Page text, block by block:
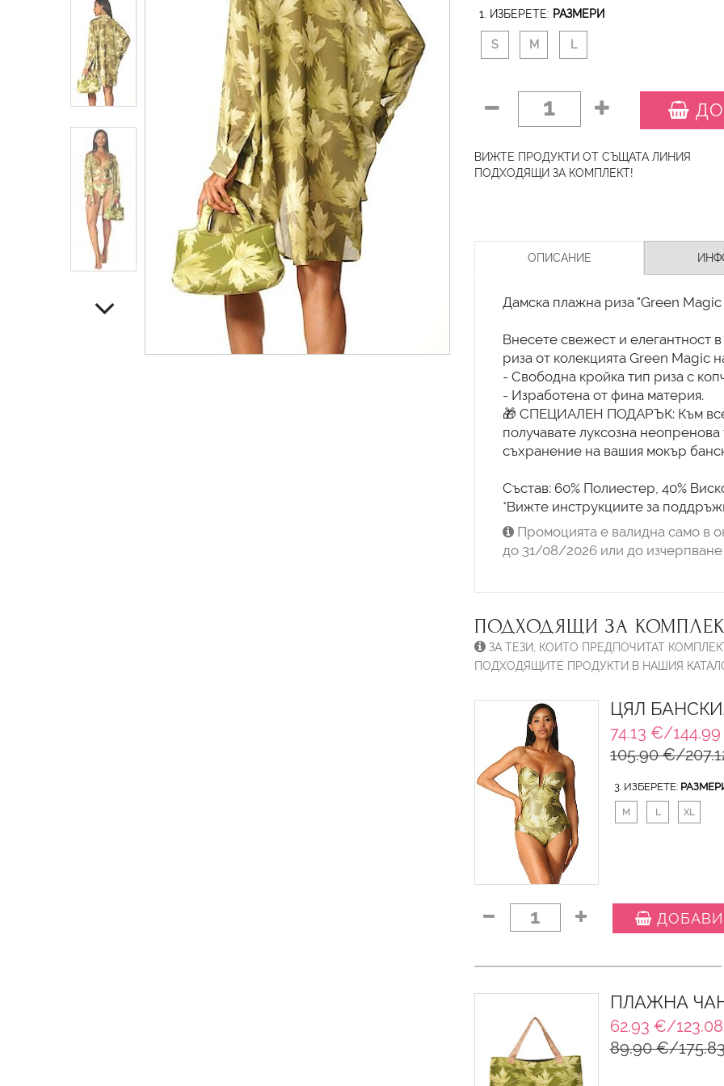
1. ИЗБЕРЕТЕ: РАЗМЕРИ
S M L
1
ВИЖТЕ ПРОДУКТИ ОТ СЪЩАТА ЛИНИЯ
ПОДХОДЯЩИ ЗА КОМПЛЕКТ!
ОПИСАНИЕ
Дамска плажна риза "Green
Внесете свежест и елегантност
риза от колекцията Green Magic
- Свободна кройка тип риза с
- Изработена от фина материя.
🎁 СПЕЦИАЛЕН ПОДАРЪК: Към
получавате луксозна
съхранение на вашия мокър
Състав: 60% Полиестер, 40%
*Вижте инструкциите за
Промоцията е валидна само в
до 31/08/2026 или до изчерпване
ПОДХОДЯЩИ ЗА
ЗА ТЕЗИ, КОИТО ПРЕДПОЧИТАТ
ПОДХОДЯЩИТЕ ПРОДУКТИ В НАШИЯ
ЦЯЛ БАНСКИ,
74.13 €/
105.90 €/
3. ИЗБЕРЕТЕ:
M L XL
1
ПЛАЖНА
62.93 €/
89.90 €/